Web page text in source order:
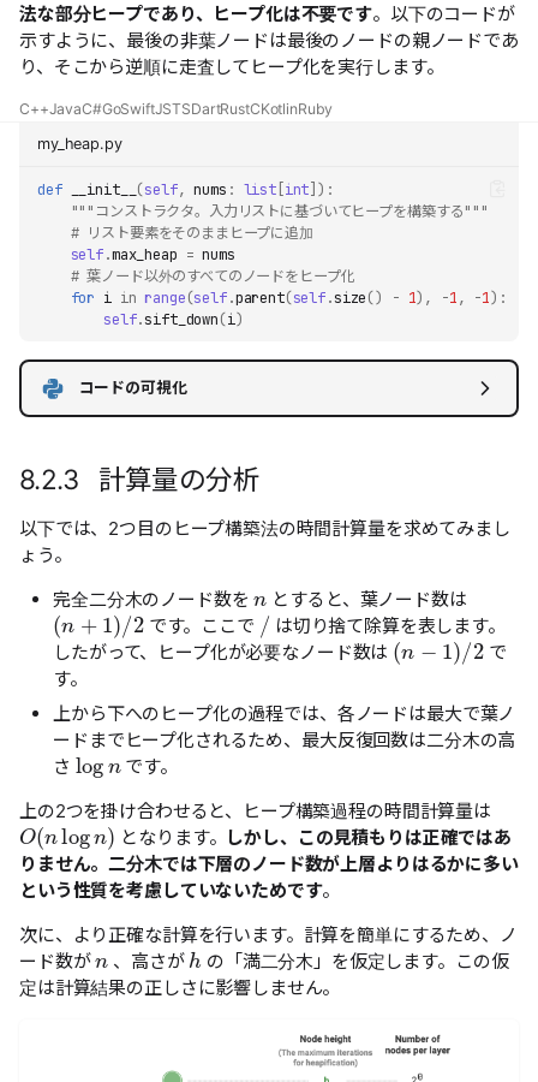
法な部分ヒープであり、ヒープ化は不要です。以下のコードが
示すように、最後の非葉ノードは最後のノードの親ノードであ
り、そこから逆順に走査してヒープ化を実行します。
C++JavaC#GoSwiftJSTSDartRustCKotlinRuby
my_heap.py
def __init__ (self, nums : list[int]):
"""コンストラクタ。入力リストに基づいてヒープを構築する"""
# リスト要素をそのままヒープに追加
self.max_heap = nums
# 葉ノード以外のすべてのノードをヒープ化
for i in range(self.parent(self.size() - 1), -1, -1):
self.sift_down(i)
コードの可視化
8.2.3 計算量の分析
以下では、2つ目のヒープ構築法の時間計算量を求めてみまし
ょう。
完全二分木のノード数を
とすると、葉ノード数は
(n+1)/2
です。ここで
/
は切り捨て除算を表します。
したがって、ヒープ化が必要なノード数は
(n−1)/2
で
す。
上から下へのヒープ化の過程では、各ノードは最大で葉ノ
ードまでヒープ化されるため、最大反復回数は二分木の高
さ
logn
です。
上の2つを掛け合わせると、ヒープ構築過程の時間計算量は
O(nlogn)
となります。 しかし、この見積もりは正確ではあ
りません。二分木では下層のノード数が上層よりはるかに多い
という性質を考慮していないためです。
次に、より正確な計算を行います。計算を簡単にするため、ノ
ード数が
n
、高さが
h
の「満二分木」を仮定します。この仮
定は計算結果の正しさに影響しません。